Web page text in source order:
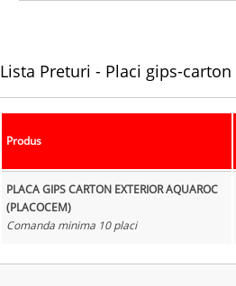
Lista Preturi - Placi gips-carton
Produs
PLACA GIPS CARTON EXTERIOR AQUAROC
(PLACOCEM)
Comanda minima 10 placi